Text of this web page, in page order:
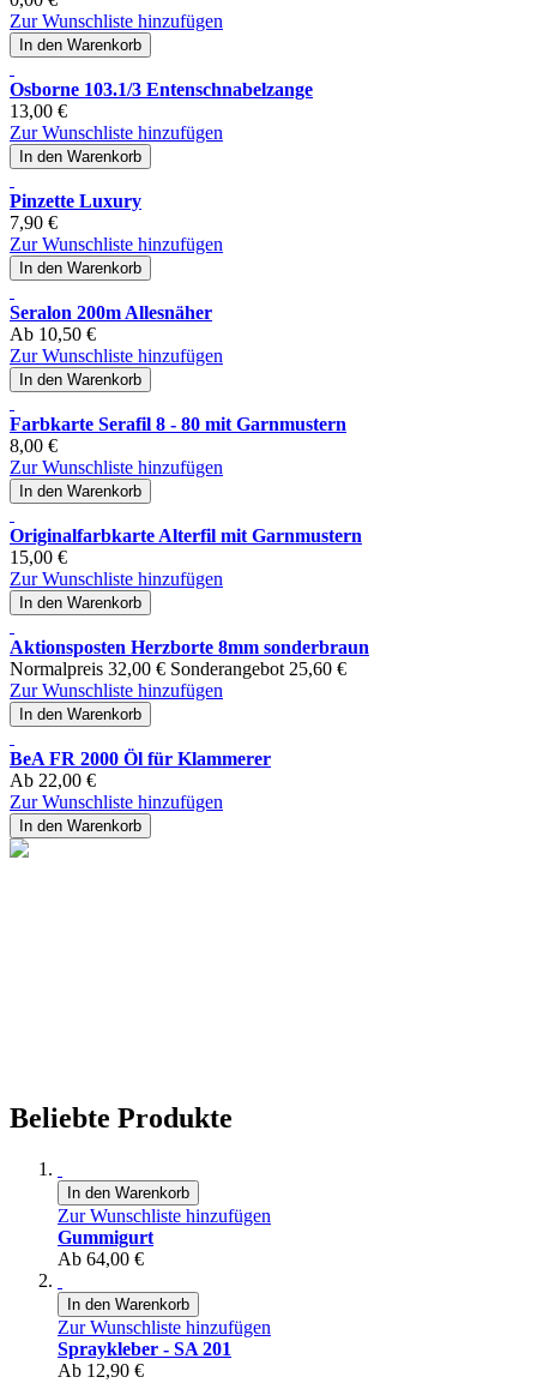
Zur Wunschliste hinzufügen
In den Warenkorb
Osborne 103.1/3 Entenschnabelzange
13,00 €
Zur Wunschliste hinzufügen
In den Warenkorb
Pinzette Luxury
7,90 €
Zur Wunschliste hinzufügen
In den Warenkorb
Seralon 200m Allesnäher
Ab 10,50 €
Zur Wunschliste hinzufügen
In den Warenkorb
Farbkarte Serafil 8 - 80 mit Garnmustern
8,00 €
Zur Wunschliste hinzufügen
In den Warenkorb
Originalfarbkarte Alterfil mit Garnmustern
15,00 €
Zur Wunschliste hinzufügen
In den Warenkorb
Aktionsposten Herzborte 8mm sonderbraun
Normalpreis 32,00 € Sonderangebot 25,60 €
Zur Wunschliste hinzufügen
In den Warenkorb
BeA FR 2000 Öl für Klammerer
Ab 22,00 €
Zur Wunschliste hinzufügen
In den Warenkorb
Beliebte Produkte
In den Warenkorb
Zur Wunschliste hinzufügen
Gummigurt
Ab 64,00 €
In den Warenkorb
Zur Wunschliste hinzufügen
Spraykleber - SA 201
Ab 12,90 €